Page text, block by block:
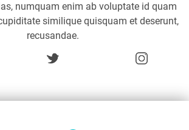
numquam enim ab voluptate id quam
similique quisquam et deserunt,
recusandae.